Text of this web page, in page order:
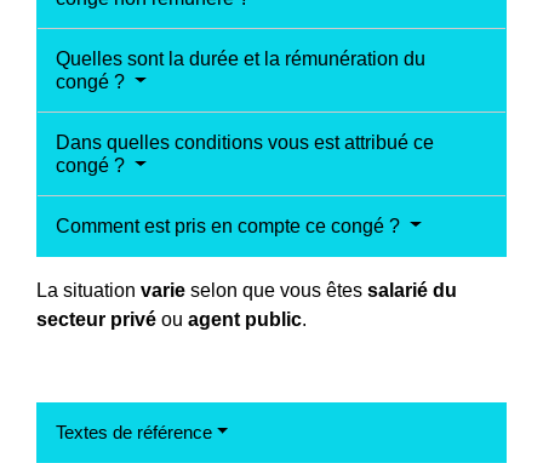
Quelles sont la durée et la rémunération du
congé ?
Dans quelles conditions vous est attribué ce
congé ?
Comment est pris en compte ce congé ?
La situation varie selon que vous êtes salarié du
secteur privé ou agent public.
Textes de référence